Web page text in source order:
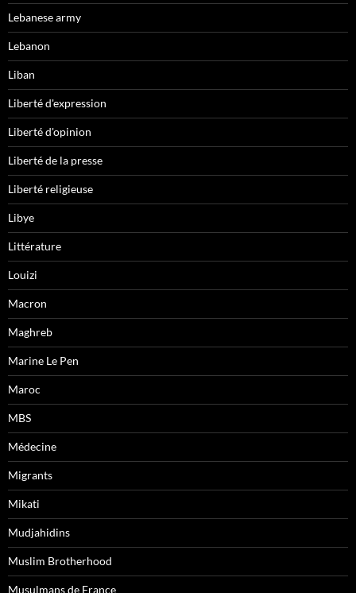
Lebanese army
Lebanon
Liban
Liberté d'expression
Liberté d'opinion
Liberté de la presse
Liberté religieuse
Libye
Littérature
Louizi
Macron
Maghreb
Marine Le Pen
Maroc
MBS
Médecine
Migrants
Mikati
Mudjahidins
Muslim Brotherhood
Musulmans de France